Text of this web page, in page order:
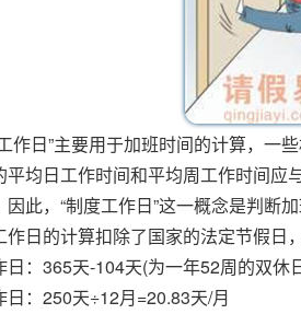
作日”主要用于加班时间的计算，一
平均日工作时间和平均周工作时间应
因此，“制度工作日”这一概念是判断
作日的计算扣除了国家的法定节假日
日：365天-104天(为一年52周的双休
日：250天÷12月=20.83天/月